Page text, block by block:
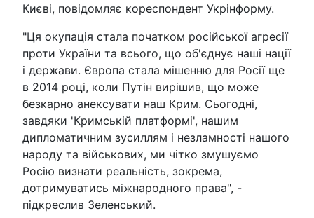
Києві, повідомляє кореспондент Укрінформу.
"Ця окупація стала початком російської агресії
проти України та всього, що об'єднує наші нації
і держави. Європа стала мішенню для Росії ще
в 2014 році, коли Путін вирішив, що може
безкарно анексувати наш Крим. Сьогодні,
завдяки 'Кримській платформі', нашим
дипломатичним зусиллям і незламності нашого
народу та військових, ми чітко змушуємо
Росію визнати реальність, зокрема,
дотримуватись міжнародного права", -
підкреслив Зеленський.